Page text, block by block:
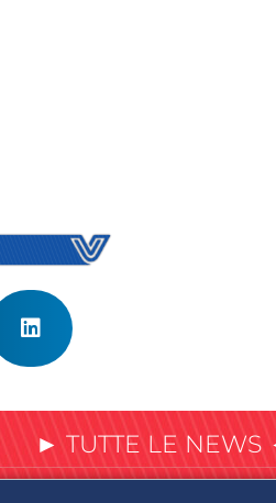
► TUTTE LE NEWS